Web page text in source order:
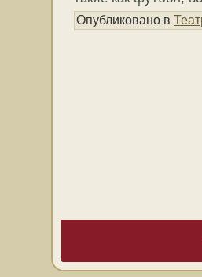
Опубликовано в